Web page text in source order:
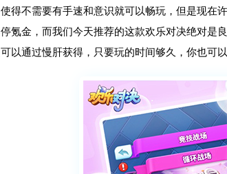
得不需要有手速和意识就可以畅玩，但是现在
氪金，而我们今天推荐的这款欢乐对决绝对是
以通过慢肝获得，只要玩的时间够久，你也可